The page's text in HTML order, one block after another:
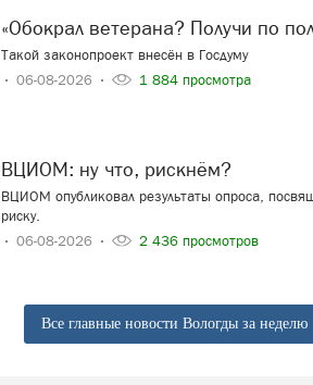
«Обокрал ветерана? Получи по
Такой законопроект внесён в Госдуму
06-08-2026
1 884 просмотра
ВЦИОМ: ну что, рискнём?
ВЦИОМ опубликовал результаты опроса,
риску.
06-08-2026
2 436 просмотров
Все главные новости Вологды за неделю